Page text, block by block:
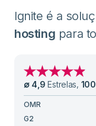
Ignite é a
hosting para
∅ 4,9 Estrelas, 100
OMR
G2